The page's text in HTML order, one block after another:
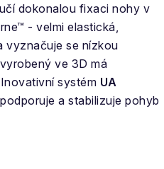
dokonalou fixaci nohy v
- velmi elastická,
vyznačuje se nízkou
ve 3D má
systém UA
a stabilizuje pohyb